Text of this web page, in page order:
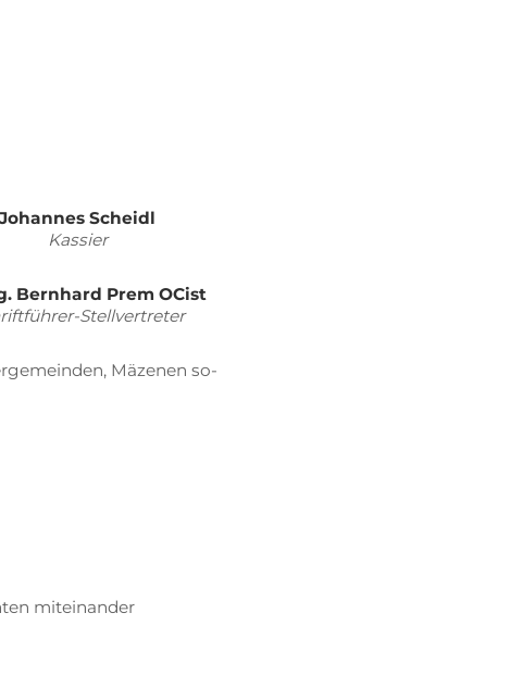
Jo­han­nes Scheidl
Kas­sier
Bern­hard Prem OCist
Stell­ver­tre­ter
Mä­ze­nen so­
mit­ein­an­der